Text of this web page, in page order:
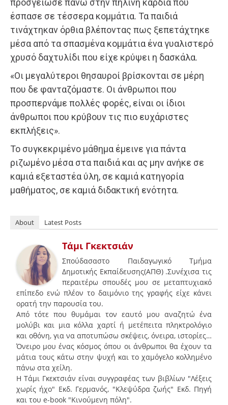
προσγείωσε πάνω στην πήλινη καρδιά που
έσπασε σε τέσσερα κομμάτια. Τα παιδιά
τινάχτηκαν όρθια βλέποντας πως ξεπετάχτηκε
μέσα από τα σπασμένα κομμάτια ένα γυαλιστερό
χρυσό δαχτυλίδι που είχε κρύψει η δασκάλα.
«Οι μεγαλύτεροι θησαυροί βρίσκονται σε μέρη
που δε φανταζόμαστε. Οι άνθρωποι που
προσπερνάμε πολλές φορές, είναι οι ίδιοι
άνθρωποι που κρύβουν τις πιο ευχάριστες
εκπλήξεις».
Το συγκεκριμένο μάθημα έμεινε για πάντα
ριζωμένο μέσα στα παιδιά και ας μην ανήκε σε
καμιά εξεταστέα ύλη, σε καμιά κατηγορία
μαθήματος, σε καμιά διδακτική ενότητα.
About Latest Posts
Τάμι Γκεκτσιάν
Σπούδασαστο Παιδαγωγικό Τμήμα
Δημοτικής Εκπαίδευσης(ΑΠΘ) .Συνέχισα τις
περαιτέρω σπουδές μου σε μεταπτυχιακό
επίπεδο ενώ πλέον το δαιμόνιο της γραφής είχε κάνει
ορατή την παρουσία του.
Από τότε που θυμάμαι τον εαυτό μου αναζητώ ένα
μολύβι και μια κόλλα χαρτί ή μετέπειτα πληκτρολόγιο
και οθόνη, για να αποτυπώσω σκέψεις, όνειρα, ιστορίες…
Όνειρο μου ένας κόσμος όπου οι άνθρωποι θα έχουν τα
μάτια τους κάτω στην ψυχή και το χαμόγελο κολλημένο
πάνω στα χείλη.
Η Τάμι Γκεκτσιάν είναι συγγραφέας των βιβλίων "Λέξεις
χωρίς ήχο" Εκδ. Γερμανός, "Κλεψύδρα ζωής" Εκδ. Πηγή
και του e-book "Κινούμενη πόλη".